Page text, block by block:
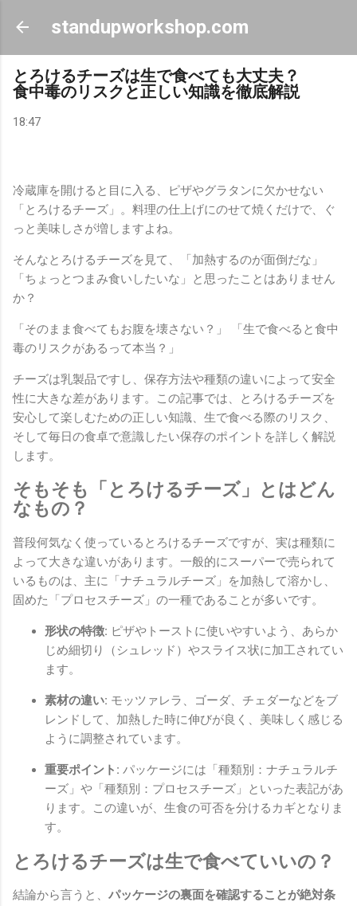
スキップしてメイン コンテンツに移動
standupworkshop.com
とろけるチーズは生で食べても大丈夫？
食中毒のリスクと正しい知識を徹底解説
18:47
冷蔵庫を開けると目に入る、ピザやグラタンに欠かせない
「とろけるチーズ」。料理の仕上げにのせて焼くだけで、ぐ
っと美味しさが増しますよね。
そんなとろけるチーズを見て、「加熱するのが面倒だな」
「ちょっとつまみ食いしたいな」と思ったことはありません
か？
「そのまま食べてもお腹を壊さない？」 「生で食べると食中
毒のリスクがあるって本当？」
チーズは乳製品ですし、保存方法や種類の違いによって安全
性に大きな差があります。この記事では、とろけるチーズを
安心して楽しむための正しい知識、生で食べる際のリスク、
そして毎日の食卓で意識したい保存のポイントを詳しく解説
します。
そもそも「とろけるチーズ」とはどん
なもの？
普段何気なく使っているとろけるチーズですが、実は種類に
よって大きな違いがあります。一般的にスーパーで売られて
いるものは、主に「ナチュラルチーズ」を加熱して溶かし、
固めた「プロセスチーズ」の一種であることが多いです。
形状の特徴: ピザやトーストに使いやすいよう、あらか
じめ細切り（シュレッド）やスライス状に加工されてい
ます。
素材の違い: モッツァレラ、ゴーダ、チェダーなどをブ
レンドして、加熱した時に伸びが良く、美味しく感じる
ように調整されています。
重要ポイント: パッケージには「種類別：ナチュラルチ
ーズ」や「種類別：プロセスチーズ」といった表記があ
ります。この違いが、生食の可否を分けるカギとなりま
す。
とろけるチーズは生で食べていいの？
結論から言うと、 パッケージの裏面を確認することが絶対条